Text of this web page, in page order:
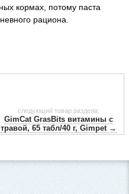
кормах, потому паста
рациона.
следующий товар раздела:
GimCat GrasBits витамины с
травой, 65 табл/40 г, Gimpet →